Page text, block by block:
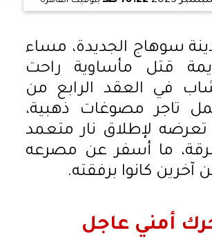
سوهاج الجديدة، مساء
قتل مأساوية راحت
في العقد الرابع من
تاجر مصوغات ذهبية،
لإطلاق نار متعمد
ما أسفر عن مصرعه
آخرين كانوا برفقته.
أمني عاجل